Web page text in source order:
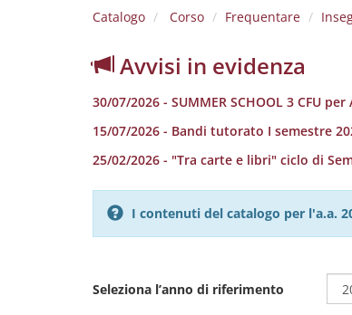
Catalogo Corso Frequentare
Avvisi in evidenza
30/07/2026 - SUMMER SCHOOL 3 CFU per
15/07/2026 - Bandi tutorato I semestre
25/02/2026 - "Tra carte e libri" ciclo di
I contenuti del catalogo per l'a.a.
Seleziona l’anno di riferimento